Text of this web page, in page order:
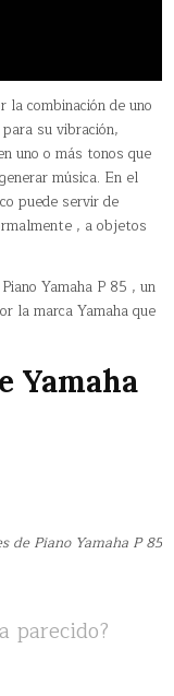
combinación de uno
su vibración,
uno o más tonos que
música. En el
puede servir de
, a objetos
Yamaha P 85 , un
la marca Yamaha que
Yamaha
de Piano Yamaha P 85
parecido?